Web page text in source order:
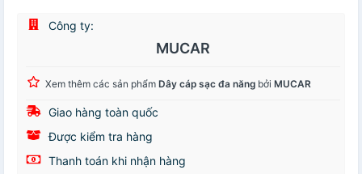
Công ty:
MUCAR
Xem thêm các sản phẩm Dây cáp sạc đa năng bởi MUCAR
Giao hàng toàn quốc
Được kiểm tra hàng
Thanh toán khi nhận hàng